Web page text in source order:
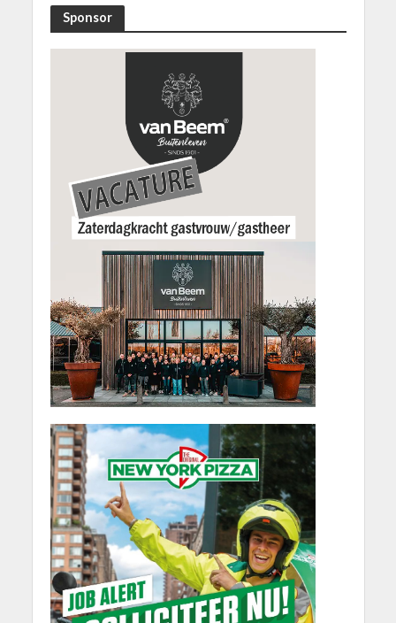
Sponsor